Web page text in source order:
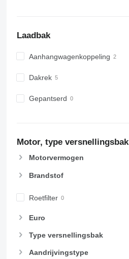
Laadbak
Aanhangwagenkoppeling
Dakrek
Gepantserd
Motor, type versnellingsbak
Motorvermogen
Brandstof
Roetfilter
Euro
Type versnellingsbak
Aandrijvingstype